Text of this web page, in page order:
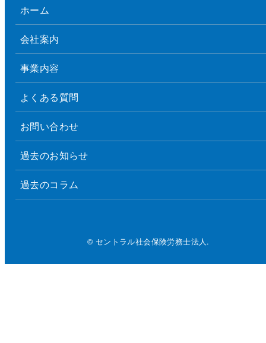
ホーム
会社案内
事業内容
よくある質問
お問い合わせ
過去のお知らせ
過去のコラム
© セントラル社会保険労務士法人.